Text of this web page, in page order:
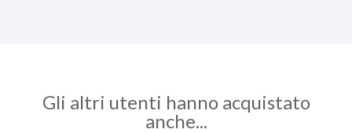
Gli altri utenti hanno acquistato
anche...